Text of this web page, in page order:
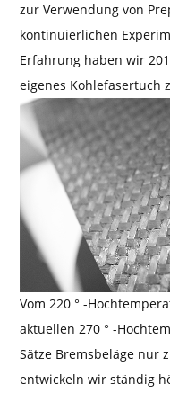
zur Verwendung von
kontinuierlichen
Erfahrung haben wir
eigenes Kohlefasertuch
Vom 220 ° -
aktuellen 270 ° -
Sätze Bremsbeläge nur
entwickeln wir ständig